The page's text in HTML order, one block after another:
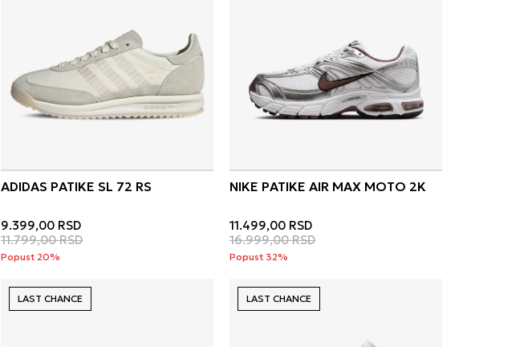
ADIDAS PATIKE SL 72 RS
9.399,00 RSD
11.799,00 RSD
Popust 20%
NIKE PATIKE AIR MAX MOTO 2K
11.499,00 RSD
16.999,00 RSD
Popust 32%
LAST CHANCE LAST CHANCE